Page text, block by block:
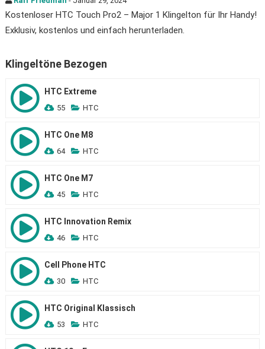
Kostenloser HTC Touch Pro2 – Major 1 Klingelton für Ihr Handy!
Exklusiv, kostenlos und einfach herunterladen.
Klingeltöne Bezogen
HTC Extreme
55 HTC
HTC One M8
64 HTC
HTC One M7
45 HTC
HTC Innovation Remix
46 HTC
Cell Phone HTC
30 HTC
HTC Original Klassisch
53 HTC